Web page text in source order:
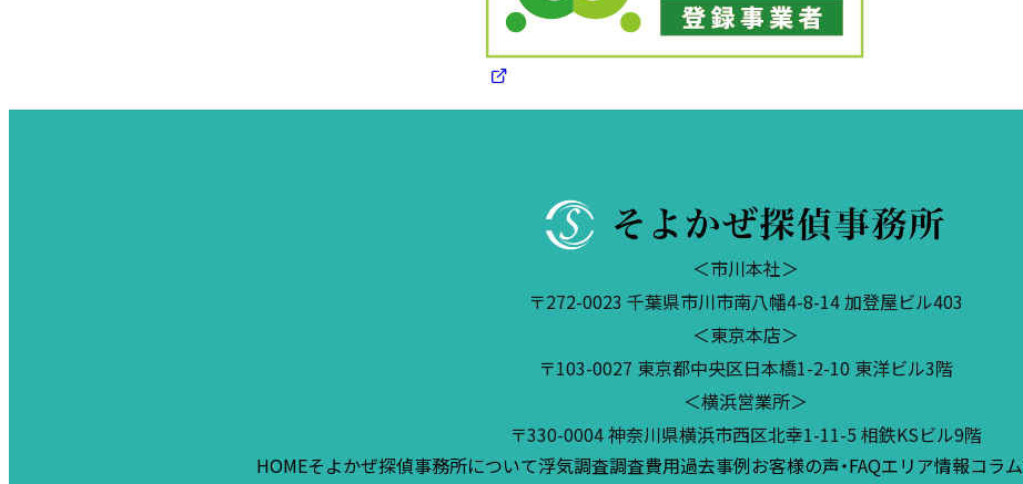
＜市川本社＞
〒272-0023 千葉県市川市南八幡4-8-14 加登屋ビル403
＜東京本店＞
〒103-0027 東京都中央区日本橋1-2-10 東洋ビル3階
＜横浜営業所＞
〒330-0004 神奈川県横浜市西区北幸1-11-5 相鉄KSビル9階
HOMEそよかぜ探偵事務所について浮気調査調査費用過去事例お客様の声・FAQエリア情報コラム